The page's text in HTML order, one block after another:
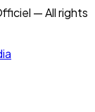
— All rights